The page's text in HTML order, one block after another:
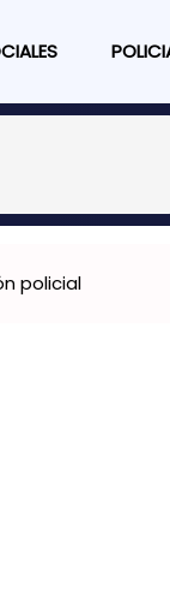
policial